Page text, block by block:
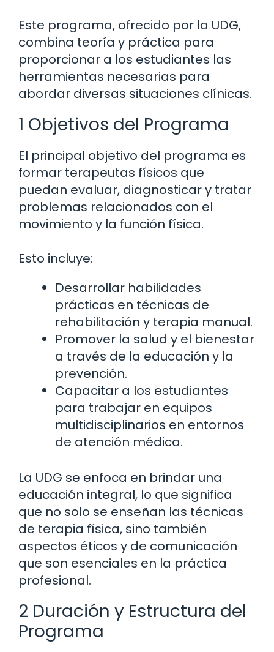
Este programa, ofrecido por la UDG,
combina teoría y práctica para
proporcionar a los estudiantes las
herramientas necesarias para
abordar diversas situaciones clínicas.
1 Objetivos del Programa
El principal objetivo del programa es
formar terapeutas físicos que
puedan evaluar, diagnosticar y tratar
problemas relacionados con el
movimiento y la función física.
Esto incluye:
Desarrollar habilidades
prácticas en técnicas de
rehabilitación y terapia manual.
Promover la salud y el bienestar
a través de la educación y la
prevención.
Capacitar a los estudiantes
para trabajar en equipos
multidisciplinarios en entornos
de atención médica.
La UDG se enfoca en brindar una
educación integral, lo que significa
que no solo se enseñan las técnicas
de terapia física, sino también
aspectos éticos y de comunicación
que son esenciales en la práctica
profesional.
2 Duración y Estructura del
Programa